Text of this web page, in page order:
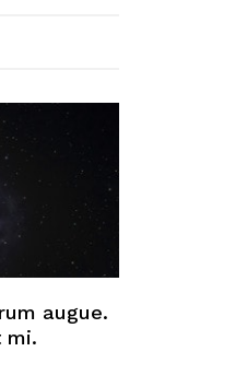
augue.
mi.